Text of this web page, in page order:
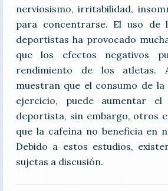
nerviosismo, irritabilidad,
para concentrarse. El uso de
deportistas ha provocado
que los efectos negativos
rendimiento de los atletas.
muestran que el consumo de
ejercicio, puede aumentar el
deportista, sin embargo, otros
que la cafeína no beneficia en
Debido a estos estudios,
sujetas a discusión.